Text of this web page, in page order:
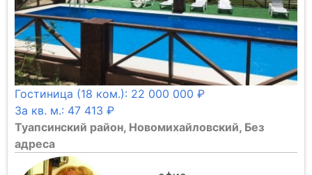
Гостиница (18 ком.): 22 000 000 ₽
За кв. м.: 47 413 ₽
Туапсинский район, Новомихайловский, Без
адреса